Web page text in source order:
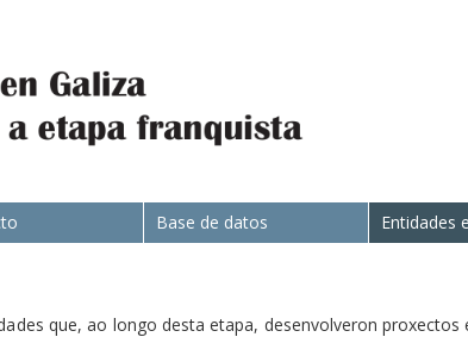
Base de datos Entidades
que, ao longo desta etapa, desenvolveron